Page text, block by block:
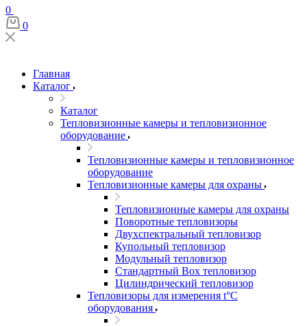
0
0
Главная
Каталог
Каталог
Тепловизионные камеры и тепловизионное
оборудование
Тепловизионные камеры и тепловизионное
оборудование
Тепловизионные камеры для охраны
Тепловизионные камеры для охраны
Поворотные тепловизоры
Двухспектральный тепловизор
Купольный тепловизор
Модульный тепловизор
Стандартный Box тепловизор
Цилиндрический тепловизор
Тепловизоры для измерения t°С
оборудования